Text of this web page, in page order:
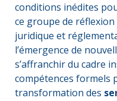
conditions inédites
ce groupe de
juridique et
l’émergence de
s’affranchir du cadre
compétences formels
transformation des